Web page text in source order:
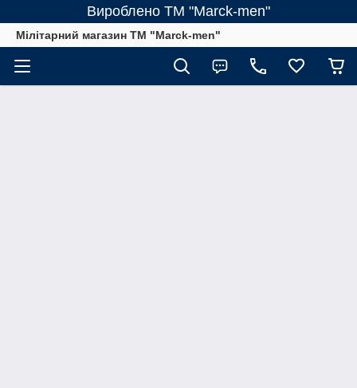
Вироблено ТМ "Marck-men"
Мілітарний магазин ТМ "Marck-men"